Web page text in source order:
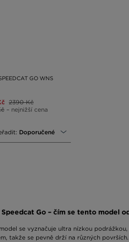
GO WNS
2390 Kč
– nejnižší cena
Doporučené
Speedcat Go – čím se tento model
se vyznačuje ultra nízkou
takže se pevně drží na různých